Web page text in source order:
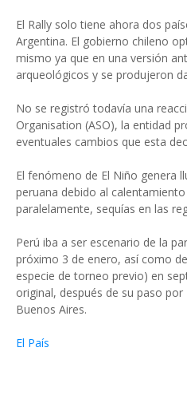
El Rally solo tiene ahora dos
Argentina. El gobierno chileno
mismo ya que en una versión
arqueológicos y se produjeron
No se registró todavía una
Organisation (ASO), la entidad
eventuales cambios que esta
El fenómeno de El Niño genera
peruana debido al
paralelamente, sequías en las
Perú iba a ser escenario de la
próximo 3 de enero, así como
especie de torneo previo) en
original, después de su paso
Buenos Aires.
El País